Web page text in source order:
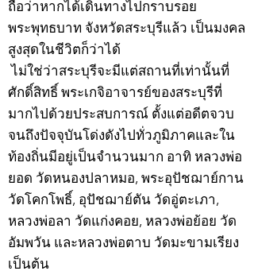
ถือว่าหากได้เดินทางไปกราบรอย
พระพุทธบาท จังหวัดสระบุรีแล้ว เป็นมงคล
สูงสุดในชีวิตก็ว่าได้
ไม่ใช่ว่าสระบุรีจะมีแต่สถานที่เท่านั้นที่
ศักดิ์สิทธิ์ พระเกจิอาจารย์ของสระบุรีที่
มากไปด้วยประสบการณ์ ตั้งแต่อดีตจวบ
จนถึงปัจจุบันโด่งดังไปทั่วภูมิภาคและใน
ท้องถิ่นมีอยู่เป็นจำนวนมาก อาทิ หลวงพ่อ
ยอด วัดหนองปลาหมอ, พระอุปัชฌาย์กาน
วัดโคกโพธิ์, อุปัชฌาย์ตัน วัดอู่ตะเภา,
หลวงพ่อลา วัดแก่งคอย, หลวงพ่อย้อย วัด
อัมพวัน และหลวงพ่อตาบ วัดมะขามเรียง
เป็นต้น